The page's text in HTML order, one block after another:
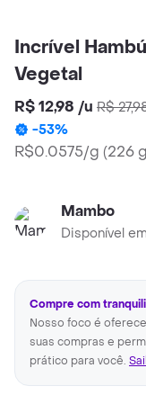
Incrível
Vegetal
R$ 12,98 /u R$
-53%
R$0.0575/g (226 g
Mambo
Disponível em
Compre com
Nosso foco é
suas compras e
prático para você.